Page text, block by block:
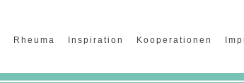
Rheuma Inspiration Kooperationen